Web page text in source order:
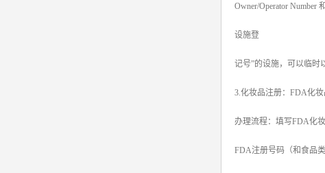
Owner/Operator Number
设施登
记号”的设施，可以临时
3.化妆品注册：FDA化
办理流程：填写FDA化
FDA注册号码（和食品